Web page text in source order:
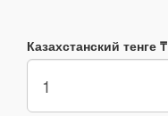
Казахстанский тенге ₸